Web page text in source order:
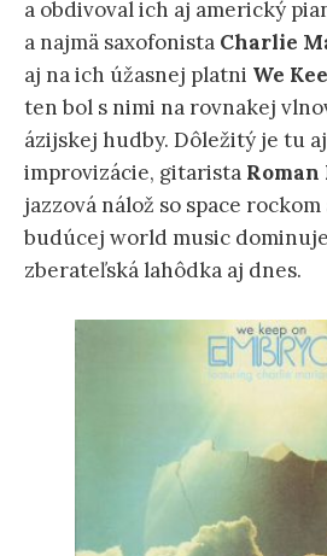
a obdivoval ich aj americký
a najmä saxofonista Charlie
aj na ich úžasnej platni We
ten bol s nimi na rovnakej
ázijskej hudby. Dôležitý je tu
improvizácie, gitarista Roman
jazzová nálož so space
budúcej world music
zberateľská lahôdka aj dnes.